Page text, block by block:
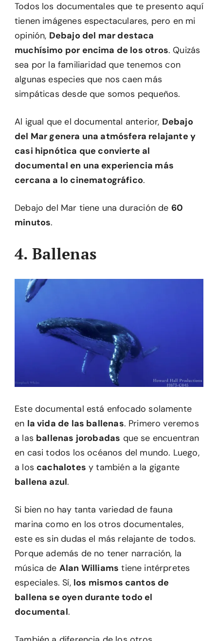
Todos los documentales que te presento aquí
tienen imágenes espectaculares, pero en mi
opinión, Debajo del mar destaca
muchísimo por encima de los otros. Quizás
sea por la familiaridad que tenemos con
algunas especies que nos caen más
simpáticas desde que somos pequeños.
Al igual que el documental anterior, Debajo
del Mar genera una atmósfera relajante y
casi hipnótica que convierte al
documental en una experiencia más
cercana a lo cinematográfico.
Debajo del Mar tiene una duración de 60
minutos.
4. Ballenas
Este documental está enfocado solamente
en la vida de las ballenas. Primero veremos
a las ballenas jorobadas que se encuentran
en casi todos los océanos del mundo. Luego,
a los cachalotes y también a la gigante
ballena azul.
Si bien no hay tanta variedad de fauna
marina como en los otros documentales,
este es sin dudas el más relajante de todos.
Porque además de no tener narración, la
música de Alan Williams tiene intérpretes
especiales. Sí, los mismos cantos de
ballena se oyen durante todo el
documental.